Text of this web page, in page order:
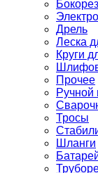
Дрель
Леска
Круги
Прочее
Ручной
Тросы
Шланги